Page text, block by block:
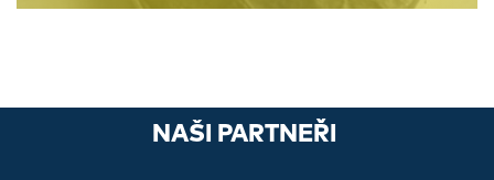
NAŠI PARTNEŘI